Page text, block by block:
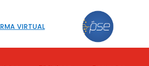
VIRTUAL